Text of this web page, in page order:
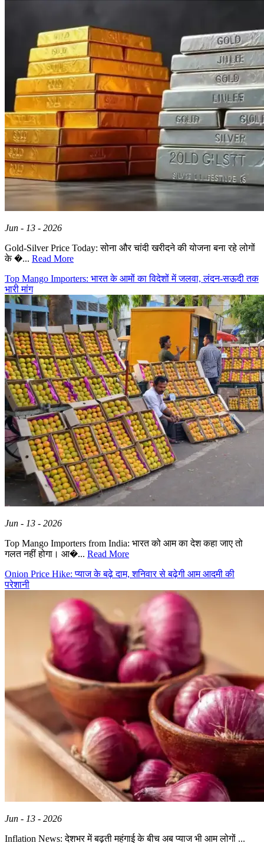
Jun - 13 - 2026
Gold-Silver Price Today: सोना और चांदी खरीदने की योजना बना रहे लोगों
के �... Read More
Top Mango Importers: भारत के आमों का विदेशों में जलवा, लंदन-सऊदी तक
भारी मांग
Jun - 13 - 2026
Top Mango Importers from India: भारत को आम का देश कहा जाए तो
गलत नहीं होगा। आ�... Read More
Onion Price Hike: प्याज के बढ़े दाम, शनिवार से बढ़ेगी आम आदमी की
परेशानी
Jun - 13 - 2026
Inflation News: देशभर में बढ़ती महंगाई के बीच अब प्याज भी आम लोगों ...